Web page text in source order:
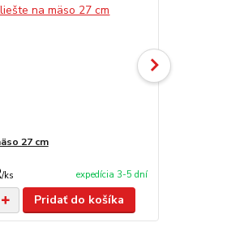
27 cm
/ks expedícia 3-5 dní
Pridať do košíka